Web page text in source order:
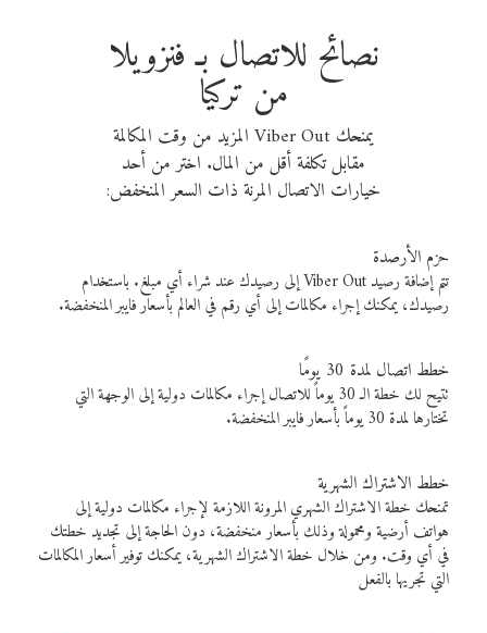
نصائح للاتصال بـ فنزويلا
من تركيا
يمنحك Viber Out المزيد من وقت المكالمة
مقابل تكلفة أقل من المال. اختر من أحد
خيارات الاتصال المرنة ذات السعر المنخفض:
حزم الأرصدة
تتم إضافة رصيد Viber Out إلى رصيدك عند شراء أي مبلغ. باستخدام
رصيدك، يمكنك إجراء مكالمات إلى أي رقم في العالم بأسعار فايبر المنخفضة.
خطط اتصال لمدة 30 يومًا
تتيح لك خطة الـ 30 يوماً للاتصال إجراء مكالمات دولية إلى الوجهة التي
تختارها لمدة 30 يوماً بأسعار فايبر المنخفضة.
خطط الاشتراك الشهرية
تمنحك خطة الاشتراك الشهري المرونة اللازمة لإجراء مكالمات دولية إلى
هواتف أرضية ومحمولة وذلك بأسعار منخفضة، دون الحاجة إلى تجديد خطتك
في أي وقت. ومن خلال خطة الاشتراك الشهرية، يمكنك توفير أسعار المكالمات
التي تجريها بالفعل